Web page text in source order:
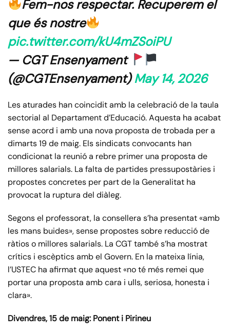
Fem-nos respectar. Recuperem el
que és nostre
pic.twitter.com/kU4mZSoiPU
— CGT Ensenyament
(@CGTEnsenyament)May 14, 2026
Les aturades han coincidit amb la celebració de la taula
sectorial al Departament d’Educació. Aquesta ha acabat
sense acord i amb una nova proposta de trobada per a
dimarts 19 de maig. Els sindicats convocants han
condicionat la reunió a rebre primer una proposta de
millores salarials. La falta de partides pressupostàries i
propostes concretes per part de la Generalitat ha
provocat la ruptura del diàleg.
Segons el professorat, la consellera s’ha presentat «amb
les mans buides», sense propostes sobre reducció de
ràtios o millores salarials. La CGT també s’ha mostrat
crítics i escèptics amb el Govern. En la mateixa línia,
l’USTEC ha afirmat que aquest «no té més remei que
portar una proposta amb cara i ulls, seriosa, honesta i
clara».
Divendres, 15 de maig: Ponent i Pirineu